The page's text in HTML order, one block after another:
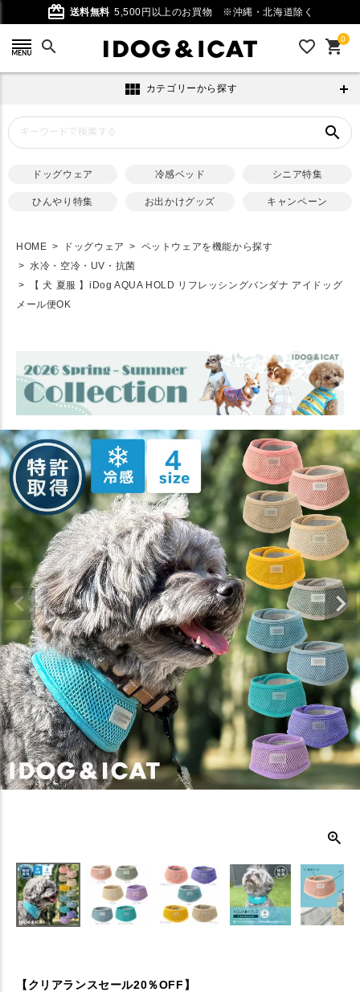
card_giftcard 送料無料 5,500円以上のお買物 ※沖縄・北海道除く
search favorite_outline 0
shopping_cart
view_module カテゴリーから探す
search
ドッグウェア 冷感ベッド シニア特集
ひんやり特集 お出かけグッズ キャンペーン
HOME ドッグウェア
ペットウェアを機能から探す
水冷・空冷・UV・抗菌
【 犬 夏服 】iDog AQUA HOLD リフレッシングバンダナ アイドッグ
メール便OK
【クリアランスセール20％OFF】